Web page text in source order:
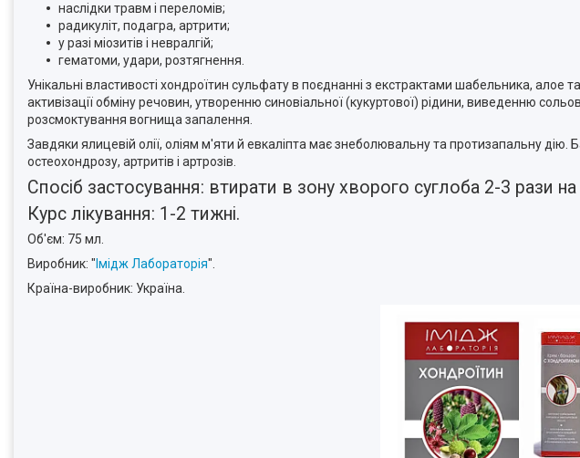
наслідки травм і переломів;
радикуліт, подагра, артрити;
у разі міозитів і невралгій;
гематоми, удари, розтягнення.
Унікальні властивості хондроїтин сульфату в поєднанні з екстрактами шабельника, алое
активізації обміну речовин, утворенню синовіальної (кукуртової) рідини, виведенню
розсмоктування вогнища запалення.
Завдяки ялицевій олії, оліям м'яти й евкаліпта має знеболювальну та протизапальну дію.
остеохондрозу, артритів і артрозів.
Спосіб застосування: втирати в зону хворого суглоба 2-3 рази на
Курс лікування: 1-2 тижні.
Об'єм: 75 мл.
Виробник: " Імідж Лабораторія".
Країна-виробник: Україна.